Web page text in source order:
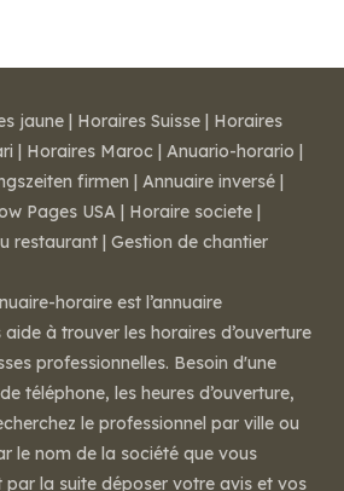
jaune | Horaires Suisse | Horaires
| Horaires Maroc | Anuario-horario |
firmen | Annuaire inversé |
Pages USA | Horaire societe |
restaurant | Gestion de chantier
horaire est l’annuaire
à trouver les horaires d’ouverture
professionnelles. Besoin d'une
téléphone, les heures d’ouverture,
le professionnel par ville ou
le nom de la société que vous
la suite déposer votre avis et vos